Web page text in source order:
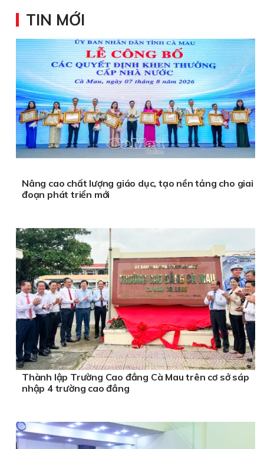
TIN MỚI
Nâng cao chất lượng giáo dục, tạo nền tảng cho giai
đoạn phát triển mới
Thành lập Trường Cao đẳng Cà Mau trên cơ sở sáp
nhập 4 trường cao đẳng